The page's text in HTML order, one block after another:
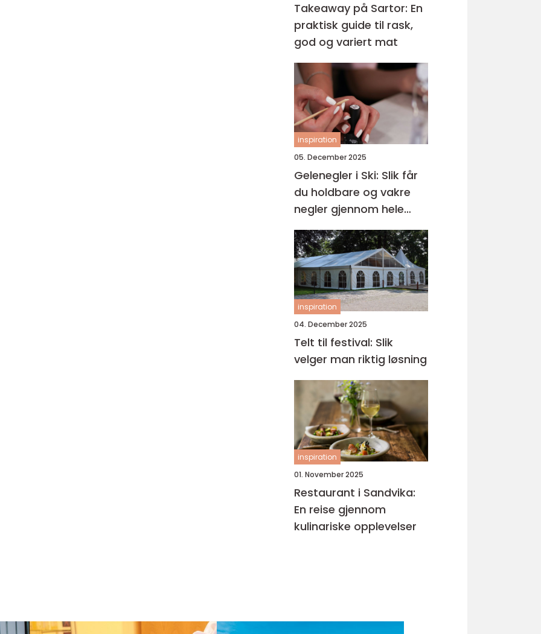
Takeaway på Sartor: En
praktisk guide til rask,
god og variert mat
inspiration
05. December 2025
Gelenegler i Ski: Slik får
du holdbare og vakre
negler gjennom hele
året
inspiration
04. December 2025
Telt til festival: Slik
velger man riktig løsning
inspiration
01. November 2025
Restaurant i Sandvika:
En reise gjennom
kulinariske opplevelser